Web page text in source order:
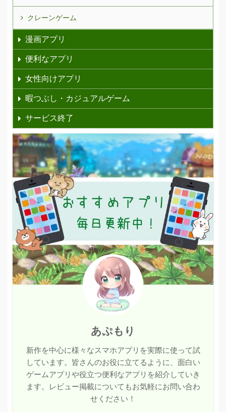
クレーンゲーム
漫画アプリ
便利なアプリ
女性向けアプリ
暇つぶし・カジュアルゲーム
サービス終了
あぷもり
新作を中心に様々なスマホアプリを実際に使って試
しています。皆さんのお役に立てるように、面白い
ゲームアプリや役立つ便利なアプリを紹介していき
ます。レビュー掲載についてもお気軽にお問い合わ
せください！